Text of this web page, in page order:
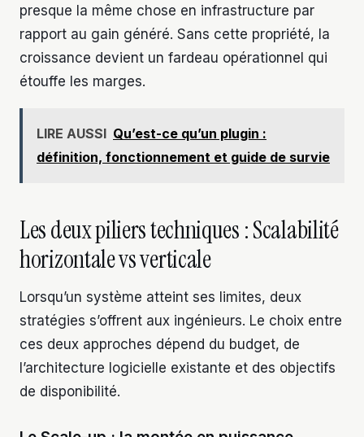
presque la même chose en infrastructure par
rapport au gain généré. Sans cette propriété, la
croissance devient un fardeau opérationnel qui
étouffe les marges.
LIRE AUSSI Qu’est-ce qu’un plugin :
définition, fonctionnement et guide de survie
Les deux piliers techniques : Scalabilité
horizontale vs verticale
Lorsqu’un système atteint ses limites, deux
stratégies s’offrent aux ingénieurs. Le choix entre
ces deux approches dépend du budget, de
l’architecture logicielle existante et des objectifs
de disponibilité.